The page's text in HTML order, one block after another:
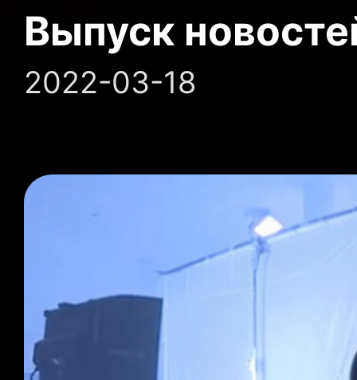
Выпуск
2022-03-18